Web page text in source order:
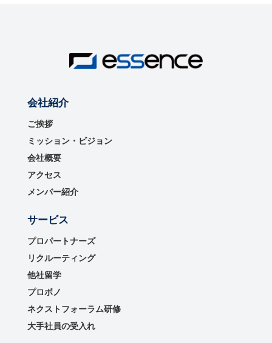
会社紹介
ご挨拶
ミッション・ビジョン
会社概要
アクセス
メンバー紹介
サービス
プロパートナーズ
リクルーティング
他社留学
プロボノ
ネクストフォーラム研修
大手社員の受入れ